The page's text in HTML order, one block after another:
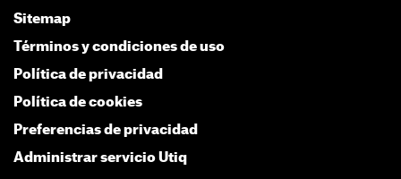
Sitemap
Términos y condiciones de uso
Política de privacidad
Política de cookies
Preferencias de privacidad
Administrar servicio Utiq